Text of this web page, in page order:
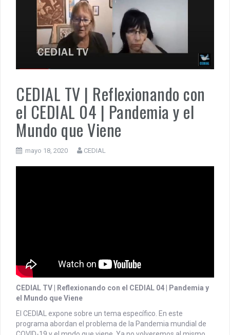
MUÑIZ. PORQUE LA HISTORIA TE JUZGARÁ
PENSAR UNA SEÑAL | Se echan los dados éticos de la
sustentibilidad. | 6 DE AGOSTO: SOBERANIA TERRITORIAL,
ECONOMICA Y POLITICA
CEDIAL TV | Reflexionando con
el CEDIAL 04 | Pandemia y el
Mundo que Viene
mayo 18, 2020 CEDIAL
CEDIAL TV | Reflexionando con el CEDIAL 04 | Pandemia y
el Mundo que Viene
El CEDIAL expone sobre un tema específico. En este
programa abordan el problema de la Pandemia mundial de